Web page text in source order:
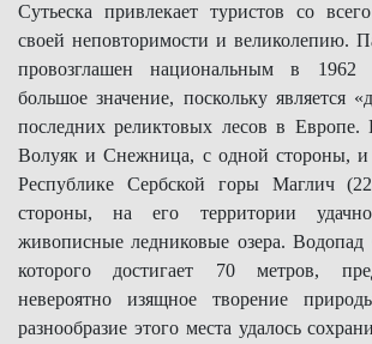
Сутьеска привлекает туристов со
своей неповторимости и великолепию.
провозглашен национальным в
большое значение, поскольку является
последних реликтовых лесов в
Волуяк и Снежница, с одной стороны,
Республике Сербской горы Маглич
стороны, на его территории
живописные ледниковые озера. Водопад
которого достигает 70 метров,
невероятно изящное творение
разнообразие этого места удалось